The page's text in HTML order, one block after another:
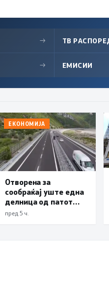
→ ТВ
→ ЕМИСИИ
ЕКОНОМИЈА
Отворена за
сообраќај уште една
делница од патот
Елбасан-Ќафасан
пред 5 ч.